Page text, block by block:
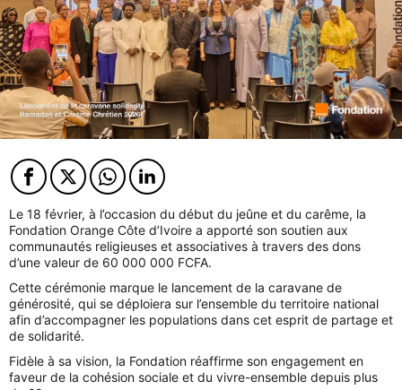
Facebook
TwitterTwitterTwitter
Le 18 février, à l’occasion du début du jeûne et du carême, la
Fondation Orange Côte d’Ivoire a apporté son soutien aux
communautés religieuses et associatives à travers des dons
d’une valeur de 60 000 000 FCFA.
Cette cérémonie marque le lancement de la caravane de
générosité, qui se déploiera sur l’ensemble du territoire national
afin d’accompagner les populations dans cet esprit de partage et
de solidarité.
Fidèle à sa vision, la Fondation réaffirme son engagement en
faveur de la cohésion sociale et du vivre-ensemble depuis plus